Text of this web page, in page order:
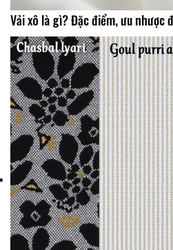
Vải xô là gì? Đặc điểm, ưu nhược